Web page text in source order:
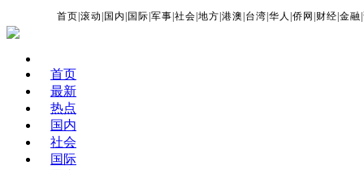
首页 |滚动 国内 国际 |军事 |社会 |地方 |港澳 台湾 |华人 |侨网 财经 |金融 |
首页
最新
热点
国内
社会
国际